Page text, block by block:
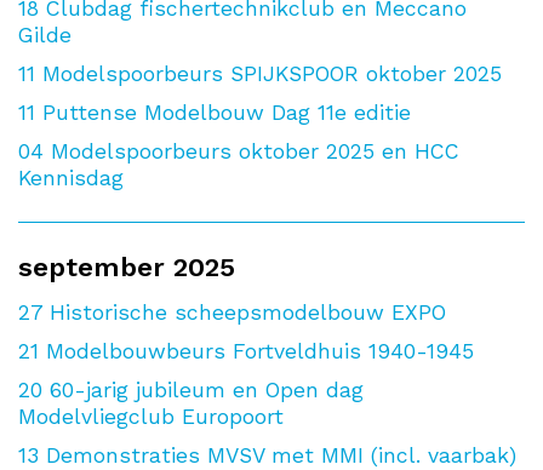
18 Clubdag fischertechnikclub en Meccano
Gilde
11 Modelspoorbeurs SPIJKSPOOR oktober 2025
11 Puttense Modelbouw Dag 11e editie
04 Modelspoorbeurs oktober 2025 en HCC
Kennisdag
september 2025
27 Historische scheepsmodelbouw EXPO
21 Modelbouwbeurs Fortveldhuis 1940-1945
20 60-jarig jubileum en Open dag
Modelvliegclub Europoort
13 Demonstraties MVSV met MMI (incl. vaarbak)